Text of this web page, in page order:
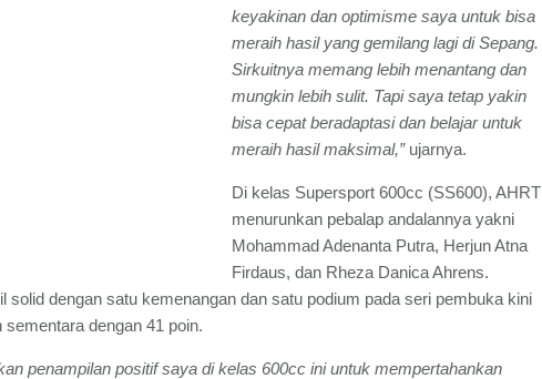
keyakinan dan optimisme saya untuk bisa
meraih hasil yang gemilang lagi di Sepang.
Sirkuitnya memang lebih menantang dan
mungkin lebih sulit. Tapi saya tetap yakin
bisa cepat beradaptasi dan belajar untuk
meraih hasil maksimal,”ujarnya.
Di kelas Supersport 600cc (SS600), AHRT
menurunkan pebalap andalannya yakni
Mohammad Adenanta Putra, Herjun Atna
Firdaus, dan Rheza Danica Ahrens.
solid dengan satu kemenangan dan satu podium pada seri pembuka kini
dengan 41 poin.
penampilan positif saya di kelas 600cc ini untuk mempertahankan